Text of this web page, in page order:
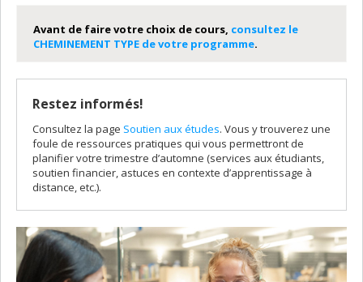
Avant de faire votre choix de cours, consultez le
CHEMINEMENT TYPE de votre programme.
Restez informés!
Consultez la page Soutien aux études. Vous y trouverez une
foule de ressources pratiques qui vous permettront de
planifier votre trimestre d’automne (services aux étudiants,
soutien financier, astuces en contexte d’apprentissage à
distance, etc.).